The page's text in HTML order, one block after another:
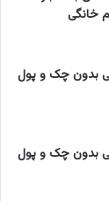
خانگی
بدون چک و پول
بدون چک و پول